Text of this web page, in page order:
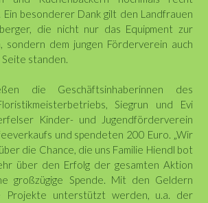
Ein besonderer Dank gilt den Landfrauen
die nicht nur das Equipment zur
sondern dem jungen Förderverein auch
standen.
die Geschäftsinhaberinnen des
Siegrun und Evi
Kinder- und Jugendförderverein
und spendeten 200 Euro. „Wir
die Chance, die uns Familie Hiendl bot
über den Erfolg der gesamten Aktion
großzügige Spende. Mit den Geldern
Projekte unterstützt werden, u.a. der